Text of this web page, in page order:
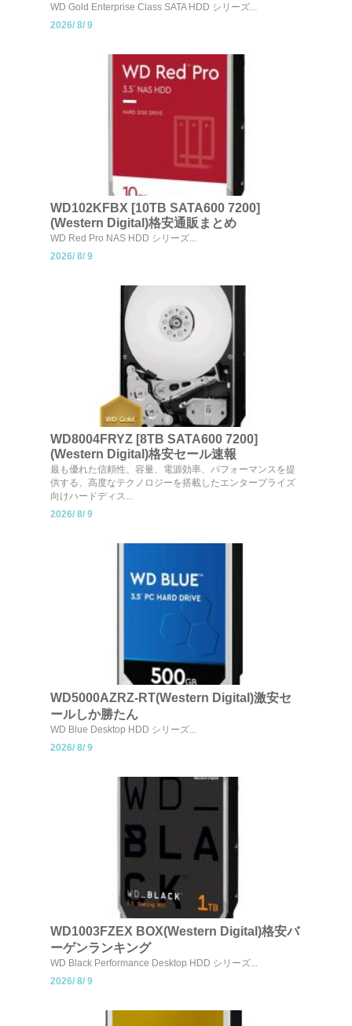
WD Gold Enterprise Class SATA HDD シリーズ...
2026/ 8/ 9
WD102KFBX [10TB SATA600 7200]
(Western Digital)格安通販まとめ
WD Red Pro NAS HDD シリーズ...
2026/ 8/ 9
WD8004FRYZ [8TB SATA600 7200]
(Western Digital)格安セール速報
最も優れた信頼性、容量、電源効率、パフォーマンスを提
供する、高度なテクノロジーを搭載したエンタープライズ
向けハードディス...
2026/ 8/ 9
WD5000AZRZ-RT(Western Digital)激安セ
ールしか勝たん
WD Blue Desktop HDD シリーズ...
2026/ 8/ 9
WD1003FZEX BOX(Western Digital)格安バ
ーゲンランキング
WD Black Performance Desktop HDD シリーズ...
2026/ 8/ 9